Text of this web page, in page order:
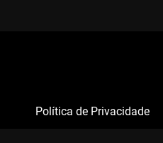
Política de Privacidade